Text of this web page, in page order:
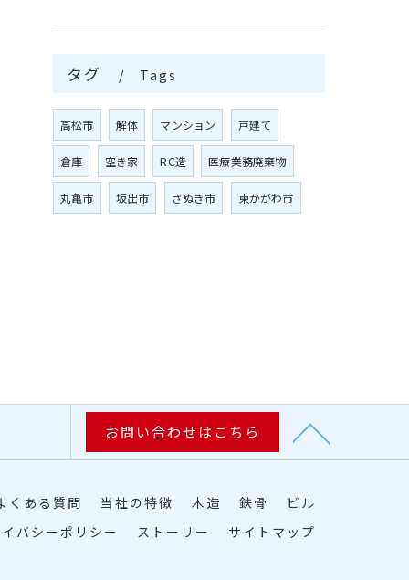
タグ Tags
高松市 解体 マンション 戸建て
倉庫 空き家 RC造 医療業務廃棄物
丸亀市 坂出市 さぬき市 東かがわ市
お問い合わせはこちら
くある質問 当社の特徴 木造 鉄骨
ビル
バシーポリシー ストーリー サイトマップ